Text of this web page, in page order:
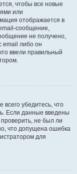
чтобы все новые
или
отображается в
сообщение,
не получено,
email либо он
ввели правильный
убедитесь, что
Если данные введены
не был ли
что допущена ошибка
для